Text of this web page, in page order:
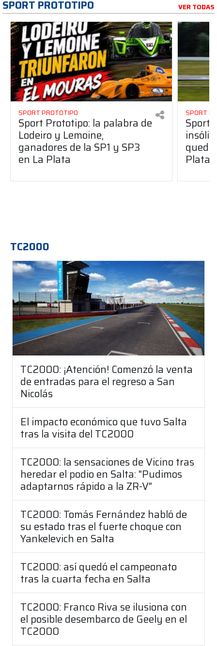
SPORT PROTOTIPO VER TODAS
SPORT PROTOTIPO
Sport Prototipo: la palabra de
Lodeiro y Lemoine,
ganadores de la SP1 y SP3
en La Plata
SPORT
Sport
Plata
TC2000
TC2000: ¡Atención! Comenzó la venta
de entradas para el regreso a San
Nicolás
El impacto económico que tuvo Salta
tras la visita del TC2000
TC2000: la sensaciones de Vicino tras
heredar el podio en Salta: "Pudimos
adaptarnos rápido a la ZR-V"
TC2000: Tomás Fernández habló de
su estado tras el fuerte choque con
Yankelevich en Salta
TC2000: así quedó el campeonato
tras la cuarta fecha en Salta
TC2000: Franco Riva se ilusiona con
el posible desembarco de Geely en el
TC2000